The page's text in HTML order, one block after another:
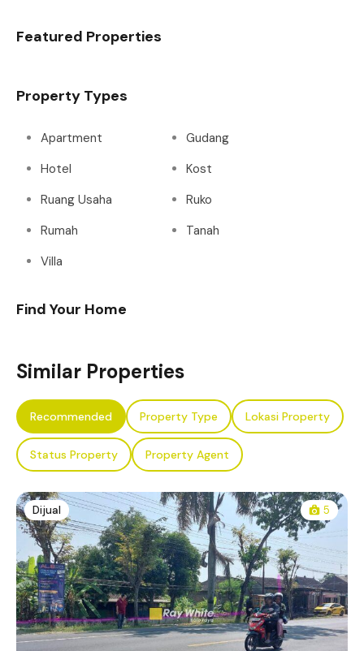
Featured Properties
Property Types
Apartment
Gudang
Hotel
Kost
Ruang Usaha
Ruko
Rumah
Tanah
Villa
Find Your Home
Similar Properties
Recommended Property Type Lokasi Property
Status Property Property Agent
Dijual 5